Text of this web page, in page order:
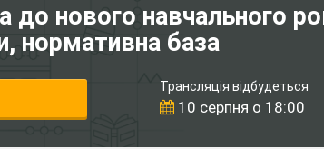
до нового навчального
нормативна база
Трансляція відбудеться
10 серпня о 18:00